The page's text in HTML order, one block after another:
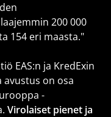
200 000
154 eri maasta."
EAS:n ja KredExin
on osa
-
Virolaiset pienet ja